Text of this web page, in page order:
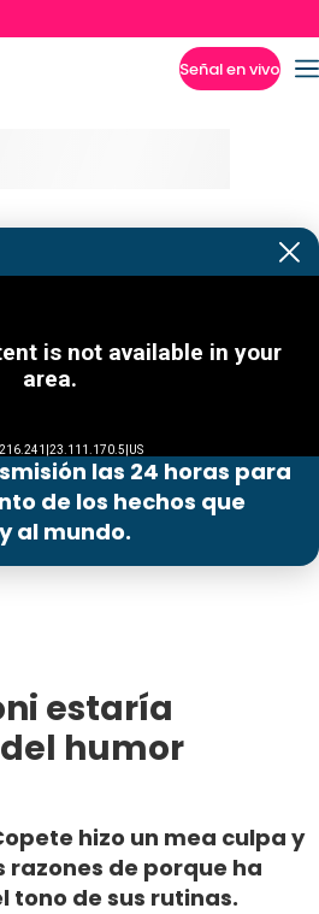
Señal en vivo
las 24 horas para
de los hechos que
al mundo.
estaría
humor
hizo un mea culpa y
razones de porque ha
tono de sus rutinas.